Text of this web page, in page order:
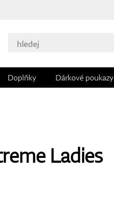
Doplňky Dárkové poukazy
Ladies